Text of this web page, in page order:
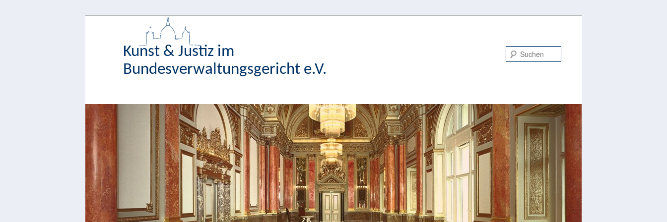
Kunst & Justiz im
Bundesverwaltungsgericht e.V.